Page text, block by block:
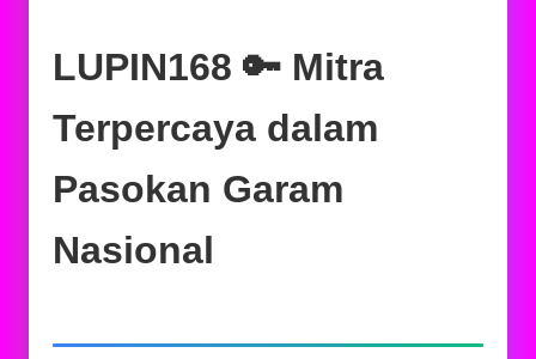
LUPIN168 🔑 Mitra
Terpercaya dalam
Pasokan Garam
Nasional